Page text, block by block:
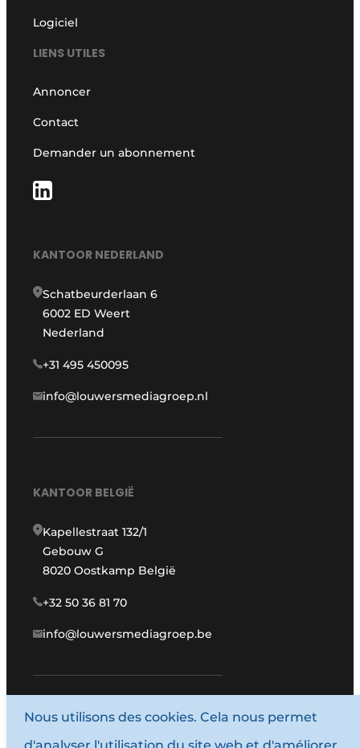
Logiciel
LIENS UTILES
Annoncer
Contact
Demander un abonnement
KANTOOR NEDERLAND
Schatbeurderlaan 6
6002 ED Weert
Nederland
+31 495 450095
info@louwersmediagroep.nl
KANTOOR BELGIË
Kapellestraat 132/1
Gebouw G
8020 Oostkamp België
+32 50 36 81 70
info@louwersmediagroep.be
www.louwersmediagroep.com
Nous utilisons des cookies. Cela nous permet